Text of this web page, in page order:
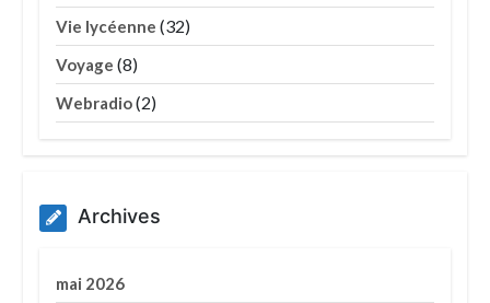
Vie lycéenne (32)
Voyage (8)
Webradio(2)
Archives
mai 2026